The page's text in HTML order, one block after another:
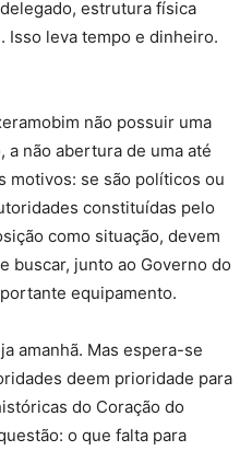
estrutura física
Isso leva tempo e dinheiro.
não possuir uma
a não abertura de uma até
motivos: se são políticos ou
constituídas pelo
como situação, devem
buscar, junto ao Governo do
equipamento.
amanhã. Mas espera-se
deem prioridade para
do Coração do
o que falta para